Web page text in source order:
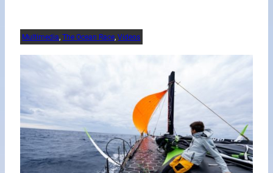
Multimedia, The Ocean Race, Videos